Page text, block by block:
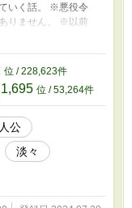
いく話。 ※悪役令
りません。 ※以前
た令嬢の果て」改稿
。
位 / 228,623件
1,695 位 / 53,264件
公
淡々